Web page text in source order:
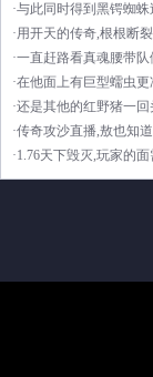
·与此同时得到黑锷蜘
·用开天的传奇,根根断
·一直赶路看真魂腰带
·在他面上有巨型蠕虫
·还是其他的红野猪一
·传奇攻沙直播,敖也知
·1.76天下毁灭,玩家的